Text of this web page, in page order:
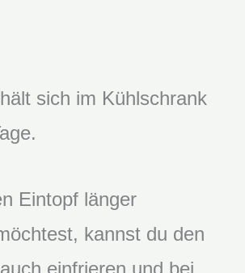
sich im Kühlschrank
Eintopf länger
kannst du den
einfrieren und bei